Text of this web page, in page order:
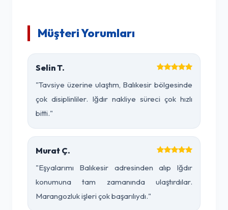
Müşteri Yorumları
Selin T.
"Tavsiye üzerine ulaştım, Balıkesir bölgesinde
çok disiplinliler. Iğdır nakliye süreci çok hızlı
bitti."
Murat Ç.
"Eşyalarımı Balıkesir adresinden alıp Iğdır
konumuna tam zamanında ulaştırdılar.
Marangozluk işleri çok başarılıydı."